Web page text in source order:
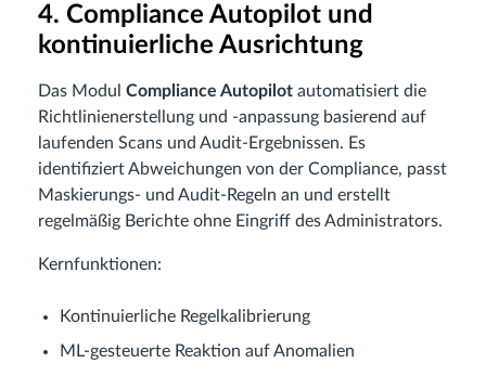
4. Compliance Autopilot und
kontinuierliche Ausrichtung
Das Modul Compliance Autopilot automatisiert die
Richtlinienerstellung und -anpassung basierend auf
laufenden Scans und Audit-Ergebnissen. Es
identifiziert Abweichungen von der Compliance, passt
Maskierungs- und Audit-Regeln an und erstellt
regelmäßig Berichte ohne Eingriff des Administrators.
Kernfunktionen:
Kontinuierliche Regelkalibrierung
ML-gesteuerte Reaktion auf Anomalien